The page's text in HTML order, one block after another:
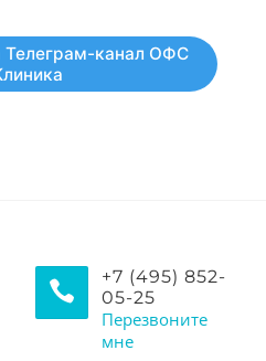
Телеграм-канал ОФС
+7 (495) 852-
05-25
Перезвоните
мне